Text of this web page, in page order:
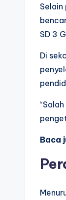
Selain
SD 3
Di
Baca